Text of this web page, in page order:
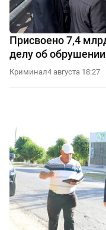
Присвоено 7,4
делу об
Криминал4 августа 18:27